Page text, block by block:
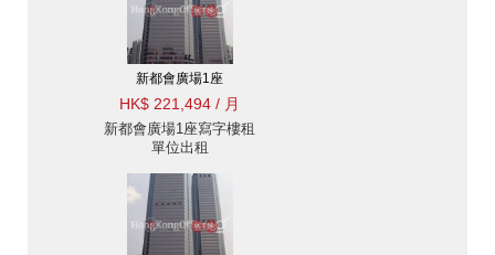
新都會廣場1座
HK$ 221,494 / 月
新都會廣場1座寫字樓租
單位出租